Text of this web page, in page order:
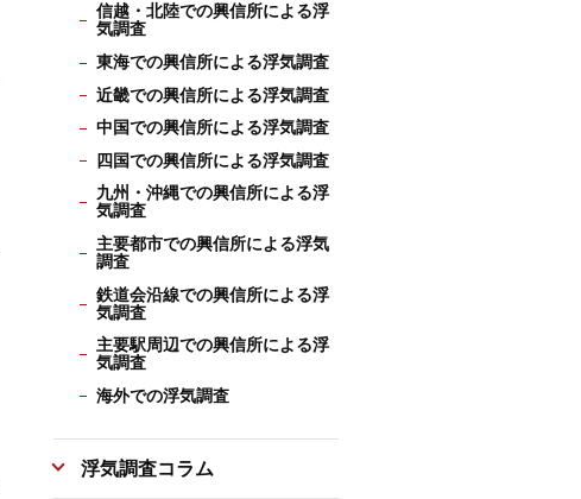
信越・北陸での興信所による浮
気調査
東海での興信所による浮気調査
近畿での興信所による浮気調査
中国での興信所による浮気調査
四国での興信所による浮気調査
九州・沖縄での興信所による浮
気調査
主要都市での興信所による浮気
調査
鉄道会沿線での興信所による浮
気調査
主要駅周辺での興信所による浮
気調査
海外での浮気調査
浮気調査コラム